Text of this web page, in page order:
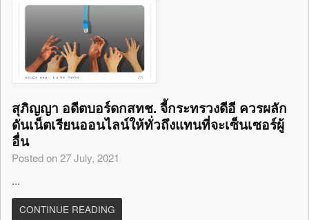
สุภิญญา อดีตบอร์ดกสทช. จี้กระทรวงดีอี ควรผลัก
ดันเน็ตเรียนออนไลน์ให้ทั่วถึงแทนที่จะเซ็นเซอร์ผู้
อื่น
Posted on 27 July, 2021
...
CONTINUE READING